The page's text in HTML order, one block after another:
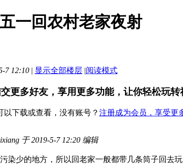
五一回农村老家夜射
7 12:10 | 显示全部楼层 |阅读模式
更多好友，享用更多功能，让你轻松玩转
以下载或查看，没有账号？ 注册成为会员，享受更
于 2019-5-7 12:20 编辑
染少的地方，所以回老家一般都带几条筒子回去